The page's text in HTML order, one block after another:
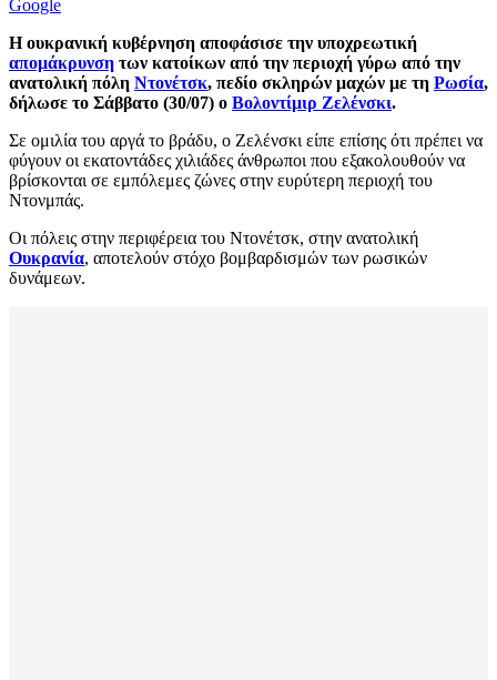
Google
Η ουκρανική κυβέρνηση αποφάσισε την υποχρεωτική
απομάκρυνση των κατοίκων από την περιοχή γύρω από την
ανατολική πόλη Ντονέτσκ, πεδίο σκληρών μαχών με τη Ρωσία,
δήλωσε το Σάββατο (30/07) ο Βολοντίμιρ Ζελένσκι.
Σε ομιλία του αργά το βράδυ, ο Ζελένσκι είπε επίσης ότι πρέπει να
φύγουν οι εκατοντάδες χιλιάδες άνθρωποι που εξακολουθούν να
βρίσκονται σε εμπόλεμες ζώνες στην ευρύτερη περιοχή του
Ντονμπάς.
Οι πόλεις στην περιφέρεια του Ντονέτσκ, στην ανατολική
Ουκρανία, αποτελούν στόχο βομβαρδισμών των ρωσικών
δυνάμεων.